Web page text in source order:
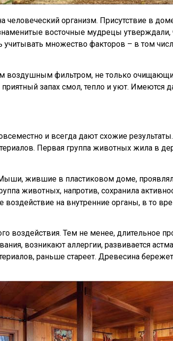
человеческий организм. Присутствие в
восточные мудрецы утверждали,
учитывать множество факторов – в том
воздушным фильтром, не только
запах смол, тепло и уют. Имеются
и всегда дают схожие
Первая группа животных жила в
жившие в пластиковом доме,
животных, напротив, сохранила
на внутренние органы, в то
воздействия. Тем не менее, длительное
возникают аллергии, развивается
раньше стареет. Древесина